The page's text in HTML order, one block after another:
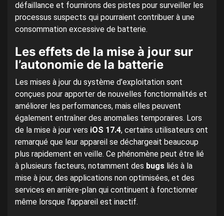
défaillance et fournirons des pistes pour surveiller les
processus suspects qui pourraient contribuer à une
consommation excessive de batterie.
Les effets de la mise à jour sur
l’autonomie de la batterie
Les mises à jour du système d’exploitation sont
conçues pour apporter de nouvelles fonctionnalités et
améliorer les performances, mais elles peuvent
également entraîner des anomalies temporaires. Lors
de la mise à jour vers iOS 17.4, certains utilisateurs ont
remarqué que leur appareil se déchargeait beaucoup
plus rapidement en veille. Ce phénomène peut être lié
à plusieurs facteurs, notamment des bugs liés à la
mise à jour, des applications non optimisées, et des
services en arrière-plan qui continuent à fonctionner
même lorsque l’appareil est inactif.